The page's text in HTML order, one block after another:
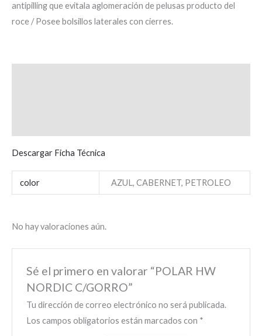
antipilling que evitala aglomeración de pelusas producto del
roce / Posee bolsillos laterales con cierres.
Descargar Ficha Técnica
color AZUL, CABERNET, PETROLEO
No hay valoraciones aún.
Sé el primero en valorar “POLAR HW
NORDIC C/GORRO”
Tu dirección de correo electrónico no será publicada.
Los campos obligatorios están marcados con *